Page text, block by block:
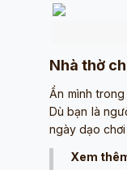
Nhà thờ
Ẩn mình
Dù bạn là
ngày dạo chơi
Xem